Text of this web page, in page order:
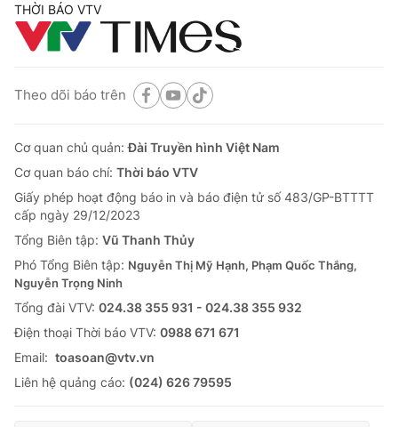
THỜI BÁO VTV
Theo dõi báo trên
Cơ quan chủ quản:Đài Truyền hình Việt Nam
Cơ quan báo chí: Thời báo VTV
Giấy phép hoạt động báo in và báo điện tử số 483/GP-BTTTT
cấp ngày 29/12/2023
Tổng Biên tập: Vũ Thanh Thủy
Phó Tổng Biên tập: Nguyễn Thị Mỹ Hạnh, Phạm Quốc Thắng,
Nguyễn Trọng Ninh
Tổng đài VTV: 024.38 355 931 - 024.38 355 932
Ðiện thoại Thời báo VTV: 0988 671 671
Email: toasoan@vtv.vn
Liên hệ quảng cáo: (024) 626 79595